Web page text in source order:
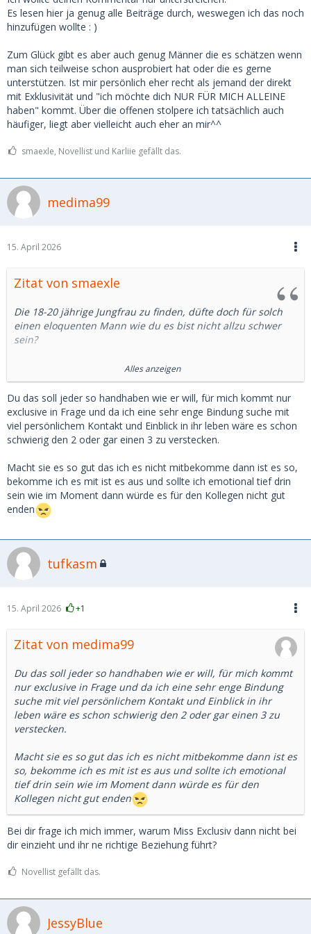
Mann eigentlich nicht nochmal ein zweites Mal wieder
sehen? Scheitert ja auch teilweise am Gegenüber der nicht
Sollen alles keine Ausreden sein, aber ich finde über einige
Punkte könnte man auch nachdenken.
Sonst kann es auch einfach Spaß machen. Ich kenne da
auch einige denen erste Male einfach Spaß machen, weil es
für sie so aufregend und neu ist. Ich bin da eher für
grün versifften Berlin wo ja jeder noch Poly ist ; )
Es lesen hier ja genug alle Beiträge durch, weswegen ich das noch
hinzufügen wollte : )
Zum Glück gibt es aber auch genug Männer die es schätzen wenn
man sich teilweise schon ausprobiert hat oder die es gerne
unterstützen. Ist mir persönlich eher recht als jemand der direkt
mit Exklusivität und "ich möchte dich NUR FÜR MICH ALLEINE
haben" kommt. Über die offenen stolpere ich tatsächlich auch
häufiger, liegt aber vielleicht auch eher an mir^^
smaexle, Novellist und Karliie gefällt das.
medima99
15. April 2026
Zitat von smaexle
Die 18-20 jährige Jungfrau zu finden, düfte doch für solch
einen eloquenten Mann wie du es bist nicht allzu schwer
sein?
30 ONS disqualifizieren eine Frau also ein SB zu sein...? ach
ich liebe dein eingeschränkte Sichtweise. Männer die im
McFit 30 Weiber wegflexen sind ok? Oder sind die auch
disqulifiziert als künftiger SD wenn sie altern und bezahlen
müssen?
Das mit dem "nur einen" zieht sich bei dir wie ein roter
Faden durch deine Beträge... hast du den Schwanzvergleich
schon so oft verloren oder woher rührt dein Bedürfnis, der
Einzige zu sein?
Komm wir versuchen was: Stell dir mal vor du wärst eine
Gesicht. Hast ein paar finanzielle Themen und entscheidest
dich es mal auf MSD, statt auf Tinder zu versuchen. Jetzt
triffst du auf unterschiedliche Männer, großzügige, nette,
dich selbst...
zum Dinner, an der Bar und mit dem Muskelberg landest du
nach 3 Drinks zuviel im Bett, bekommst 500, verbunden mit
der Frage wann ihr euch wieder sehen könnt.
Das zweite Date ist mit dir selbst... Dinner, große
Begeisterung, im Gespräch hast du deinen
Jungsfrauenfetisch erwähnt, natürlich sagt dein weibliches
richtig eingefahren bist. Von der Benutzung aller 3 Öffnung
ganz zu schweigen. Kein Dessert im Bett weil.. fast
Jungfrau... you know...
Beim nächsten Date, dann Kerzen, Hotelzimmer, trotz
Sonnenschein zugezogene Vorhänge, dein männliches Ich
holt den Erklärbär heraus und testet die Ware... uiuiuiui...
fühlt sich das eng an (du warst nur nicht feucht, deshlab
gar heftige Reibung). Dein männliches ich wirft generös 200
Euro aufs Kopfkissen und ne ungenießbare Tafel
Bitterschokolade vom Aldi... wow
Aus Mitleid und weils eh nur 5 Minuten gedauert hat, triffst
Alles anzeigen
Du das soll jeder so handhaben wie er will, für mich kommt nur
exclusive in Frage und da ich eine sehr enge Bindung suche mit
viel persönlichem Kontakt und Einblick in ihr leben wäre es schon
schwierig den 2 oder gar einen 3 zu verstecken.
Macht sie es so gut das ich es nicht mitbekomme dann ist es so,
bekomme ich es mit ist es aus und sollte ich emotional tief drin
sein wie im Moment dann würde es für den Kollegen nicht gut
enden
tufkasm
15. April 2026 +1
Zitat von medima99
Du das soll jeder so handhaben wie er will, für mich kommt
nur exclusive in Frage und da ich eine sehr enge Bindung
suche mit viel persönlichem Kontakt und Einblick in ihr
leben wäre es schon schwierig den 2 oder gar einen 3 zu
verstecken.
Macht sie es so gut das ich es nicht mitbekomme dann ist es
so, bekomme ich es mit ist es aus und sollte ich emotional
tief drin sein wie im Moment dann würde es für den
Kollegen nicht gut enden
Bei dir frage ich mich immer, warum Miss Exclusiv dann nicht bei
dir einzieht und ihr ne richtige Beziehung führt?
Novellist gefällt das.
JessyBlue